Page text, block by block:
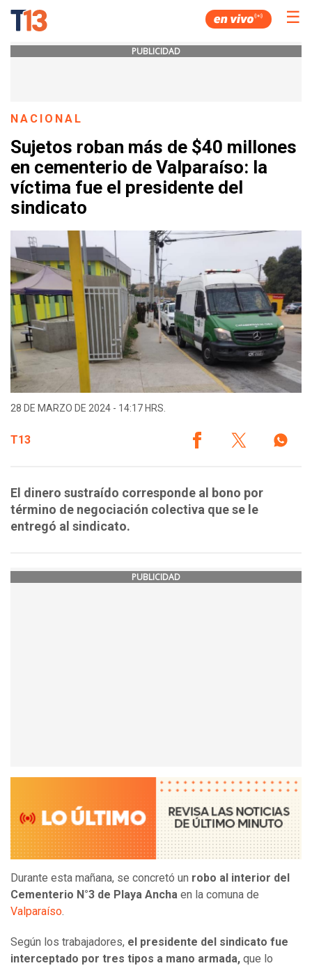
☰
PUBLICIDAD
NACIONAL
Sujetos roban más de $40 millones
en cementerio de Valparaíso: la
víctima fue el presidente del
sindicato
28 DE MARZO DE 2024 - 14:17 HRS.
T13
El dinero sustraído corresponde al bono por
término de negociación colectiva que se le
entregó al sindicato.
PUBLICIDAD
Durante esta mañana, se concretó un robo al interior del
Cementerio N°3 de Playa Ancha en la comuna de
Valparaíso.
Según los trabajadores, el presidente del sindicato fue
interceptado por tres tipos a mano armada, que lo